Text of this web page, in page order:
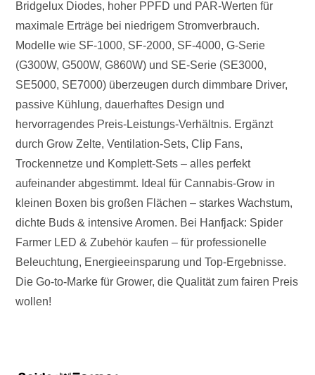
Bridgelux Diodes, hoher PPFD und PAR-Werten für
maximale Erträge bei niedrigem Stromverbrauch.
Modelle wie SF-1000, SF-2000, SF-4000, G-Serie
(G300W, G500W, G860W) und SE-Serie (SE3000,
SE5000, SE7000) überzeugen durch dimmbare Driver,
passive Kühlung, dauerhaftes Design und
hervorragendes Preis-Leistungs-Verhältnis. Ergänzt
durch Grow Zelte, Ventilation-Sets, Clip Fans,
Trockennetze und Komplett-Sets – alles perfekt
aufeinander abgestimmt. Ideal für Cannabis-Grow in
kleinen Boxen bis großen Flächen – starkes Wachstum,
dichte Buds & intensive Aromen. Bei Hanfjack: Spider
Farmer LED & Zubehör kaufen – für professionelle
Beleuchtung, Energieeinsparung und Top-Ergebnisse.
Die Go-to-Marke für Grower, die Qualität zum fairen Preis
wollen!